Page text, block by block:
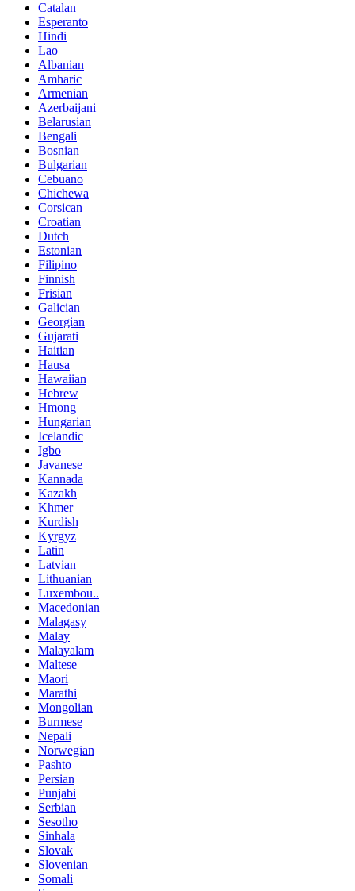
Catalan
Esperanto
Hindi
Lao
Albanian
Amharic
Armenian
Azerbaijani
Belarusian
Bengali
Bosnian
Bulgarian
Cebuano
Chichewa
Corsican
Croatian
Dutch
Estonian
Filipino
Finnish
Frisian
Galician
Georgian
Gujarati
Haitian
Hausa
Hawaiian
Hebrew
Hmong
Hungarian
Icelandic
Igbo
Javanese
Kannada
Kazakh
Khmer
Kurdish
Kyrgyz
Latin
Latvian
Lithuanian
Luxembou..
Macedonian
Malagasy
Malay
Malayalam
Maltese
Maori
Marathi
Mongolian
Burmese
Nepali
Norwegian
Pashto
Persian
Punjabi
Serbian
Sesotho
Sinhala
Slovak
Slovenian
Somali